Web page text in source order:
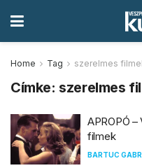
Home Tag szerelmes
Címke: szerelmes
APROPÓ
filmek
BARTUC